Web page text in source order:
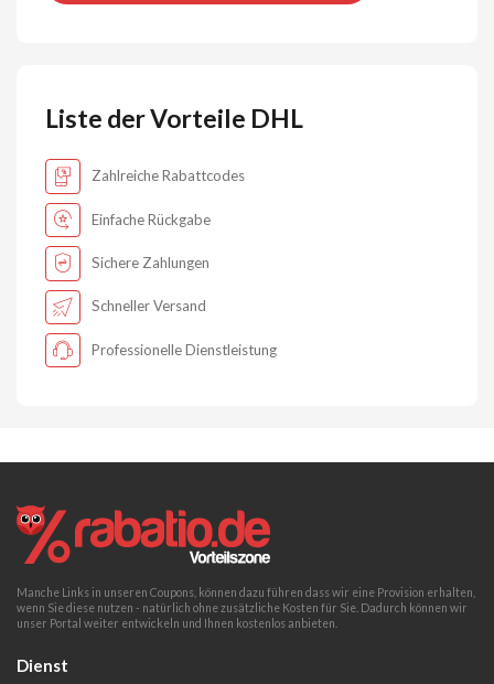
Liste der Vorteile DHL
Zahlreiche Rabattcodes
Einfache Rückgabe
Sichere Zahlungen
Schneller Versand
Professionelle Dienstleistung
Manche Links in unseren Coupons, können dazu führen dass wir eine Provision erhalten,
wenn Sie diese nutzen - natürlich ohne zusätzliche Kosten für Sie. Dadurch können wir
unser Portal weiter entwickeln und Ihnen kostenlos anbieten.
Dienst